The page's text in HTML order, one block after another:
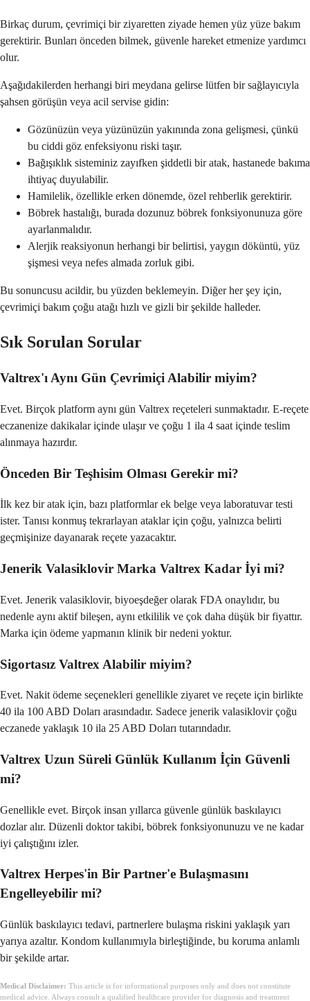
Birkaç durum, çevrimiçi bir ziyaretten ziyade hemen yüz yüze bakım
gerektirir. Bunları önceden bilmek, güvenle hareket etmenize yardımcı
olur.
Aşağıdakilerden herhangi biri meydana gelirse lütfen bir sağlayıcıyla
şahsen görüşün veya acil servise gidin:
Gözünüzün veya yüzünüzün yakınında zona gelişmesi, çünkü
bu ciddi göz enfeksiyonu riski taşır.
Bağışıklık sisteminiz zayıfken şiddetli bir atak, hastanede bakıma
ihtiyaç duyulabilir.
Hamilelik, özellikle erken dönemde, özel rehberlik gerektirir.
Böbrek hastalığı, burada dozunuz böbrek fonksiyonunuza göre
ayarlanmalıdır.
Alerjik reaksiyonun herhangi bir belirtisi, yaygın döküntü, yüz
şişmesi veya nefes almada zorluk gibi.
Bu sonuncusu acildir, bu yüzden beklemeyin. Diğer her şey için,
çevrimiçi bakım çoğu atağı hızlı ve gizli bir şekilde halleder.
Sık Sorulan Sorular
Valtrex'ı Aynı Gün Çevrimiçi Alabilir miyim?
Evet. Birçok platform aynı gün Valtrex reçeteleri sunmaktadır. E-reçete
eczanenize dakikalar içinde ulaşır ve çoğu 1 ila 4 saat içinde teslim
alınmaya hazırdır.
Önceden Bir Teşhisim Olması Gerekir mi?
İlk kez bir atak için, bazı platformlar ek belge veya laboratuvar testi
ister. Tanısı konmuş tekrarlayan ataklar için çoğu, yalnızca belirti
geçmişinize dayanarak reçete yazacaktır.
Jenerik Valasiklovir Marka Valtrex Kadar İyi mi?
Evet. Jenerik valasiklovir, biyoeşdeğer olarak FDA onaylıdır, bu
nedenle aynı aktif bileşen, aynı etkililik ve çok daha düşük bir fiyattır.
Marka için ödeme yapmanın klinik bir nedeni yoktur.
Sigortasız Valtrex Alabilir miyim?
Evet. Nakit ödeme seçenekleri genellikle ziyaret ve reçete için birlikte
40 ila 100 ABD Doları arasındadır. Sadece jenerik valasiklovir çoğu
eczanede yaklaşık 10 ila 25 ABD Doları tutarındadır.
Valtrex Uzun Süreli Günlük Kullanım İçin Güvenli
mi?
Genellikle evet. Birçok insan yıllarca güvenle günlük baskılayıcı
dozlar alır. Düzenli doktor takibi, böbrek fonksiyonunuzu ve ne kadar
iyi çalıştığını izler.
Valtrex Herpes'in Bir Partner'e Bulaşmasını
Engelleyebilir mi?
Günlük baskılayıcı tedavi, partnerlere bulaşma riskini yaklaşık yarı
yarıya azaltır. Kondom kullanımıyla birleştiğinde, bu koruma anlamlı
bir şekilde artar.
Medical Disclaimer: This article is for informational purposes only and does not constitute
medical advice. Always consult a qualified healthcare provider for diagnosis and treatment